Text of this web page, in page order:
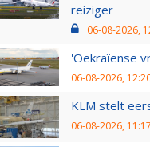
reiziger
06-08-2026,
'Oekraïense
06-08-2026,
KLM stelt
06-08-2026, 11:17